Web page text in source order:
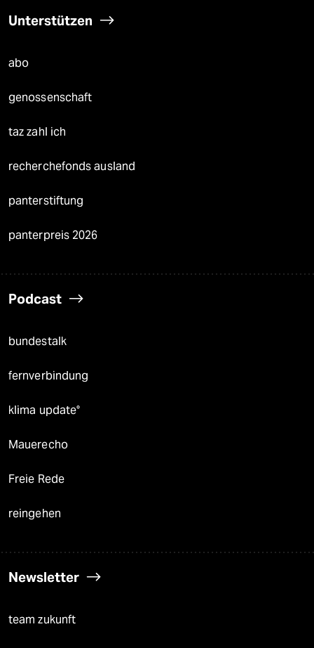
Unterstützen
abo
genossenschaft
taz zahl ich
recherchefonds ausland
panterstiftung
panterpreis 2026
Podcast
bundestalk
fernverbindung
klima update°
Mauerecho
Freie Rede
reingehen
Newsletter
team zukunft